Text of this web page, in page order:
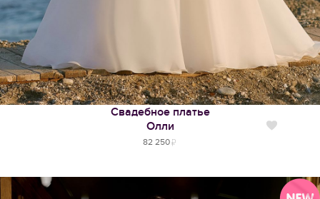
Свадебное платье
Олли
82 250